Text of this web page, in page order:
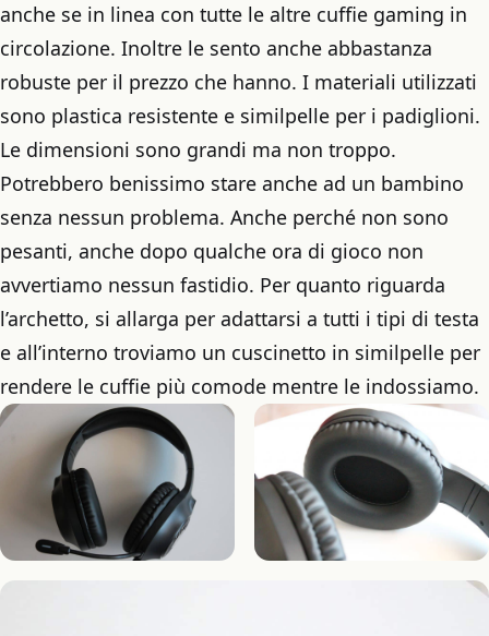
anche se in linea con tutte le altre cuffie gaming in
circolazione. Inoltre le sento anche abbastanza
robuste per il prezzo che hanno. I materiali utilizzati
sono plastica resistente e similpelle per i padiglioni.
Le dimensioni sono grandi ma non troppo.
Potrebbero benissimo stare anche ad un bambino
senza nessun problema. Anche perché non sono
pesanti, anche dopo qualche ora di gioco non
avvertiamo nessun fastidio. Per quanto riguarda
l’archetto, si allarga per adattarsi a tutti i tipi di testa
e all’interno troviamo un cuscinetto in similpelle per
rendere le cuffie più comode mentre le indossiamo.